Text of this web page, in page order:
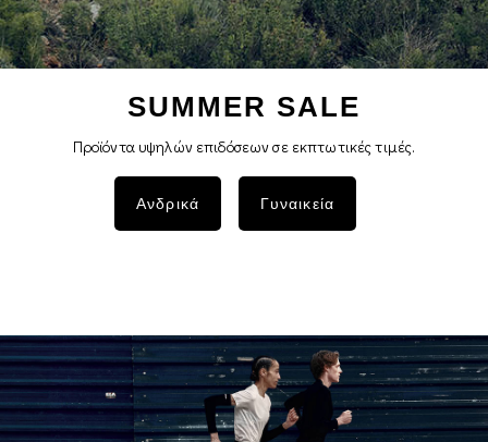
SUMMER SALE
Προϊόντα υψηλών επιδόσεων σε εκπτωτικές τιμές.
Ανδρικά Γυναικεία